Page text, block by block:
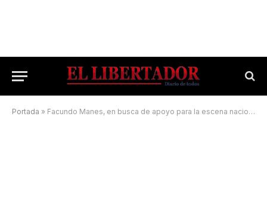
Portada » Facundo Manes, en busca de apoyo para la escena nacional